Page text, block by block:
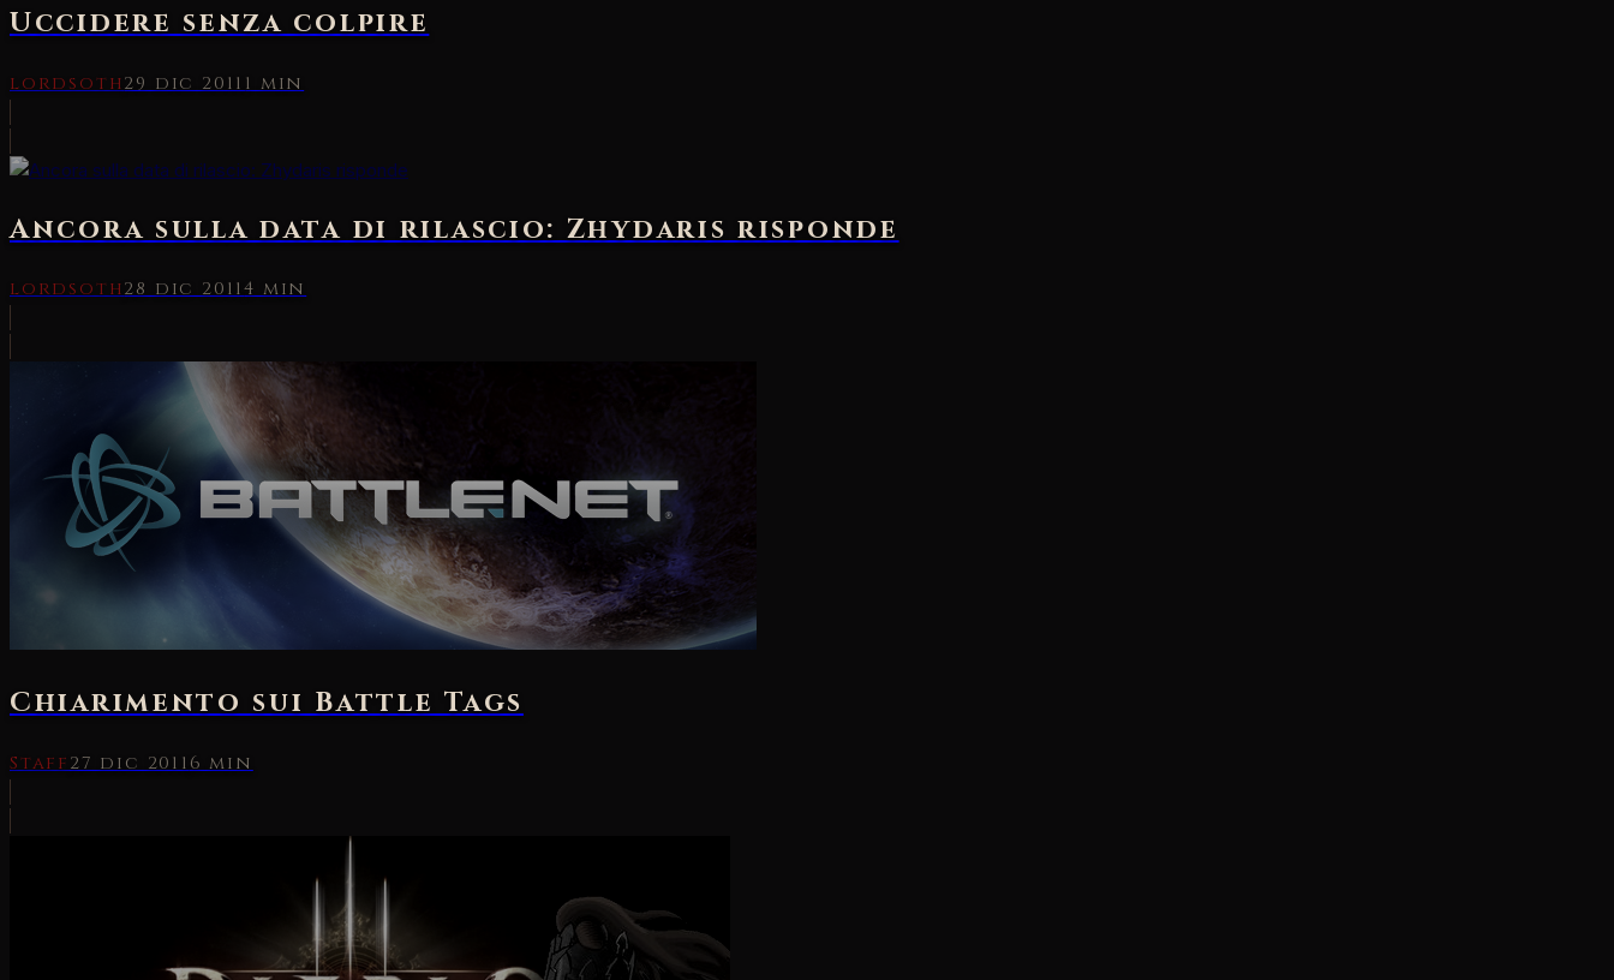
Uccidere senza colpire
lordsoth29 dic 2011 1 min
Ancora sulla data di rilascio: Zhydaris risponde
lordsoth28 dic 20114 min
Chiarimento sui Battle Tags
Staff27 dic 20116 min